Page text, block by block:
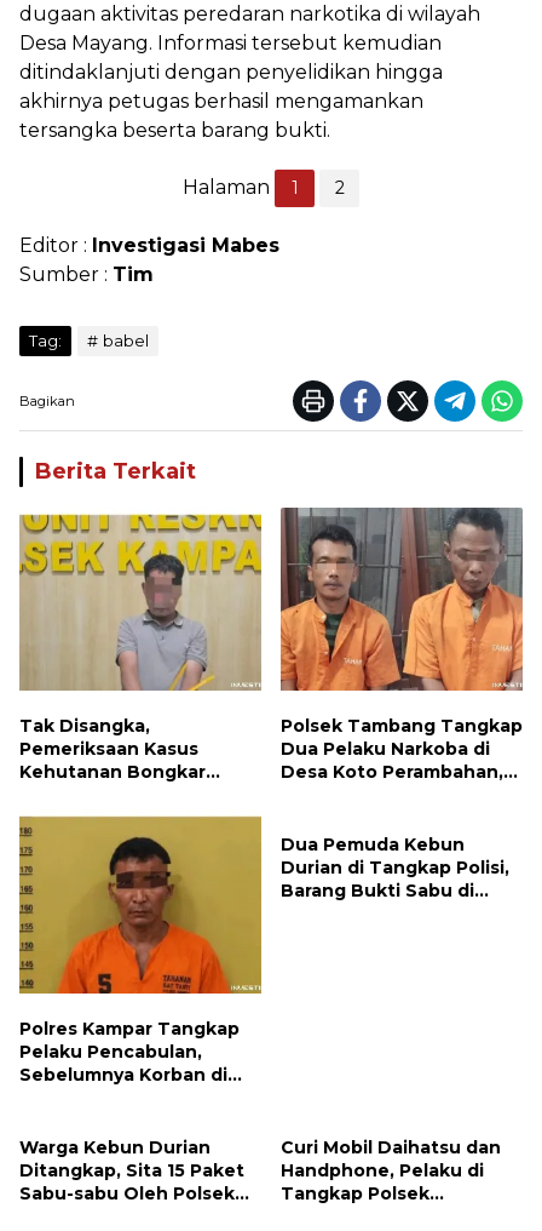
dugaan aktivitas peredaran narkotika di wilayah
Desa Mayang. Informasi tersebut kemudian
ditindaklanjuti dengan penyelidikan hingga
akhirnya petugas berhasil mengamankan
tersangka beserta barang bukti.
Halaman 1 2
Editor : Investigasi Mabes
Sumber : Tim
Tag: babel
Bagikan
Berita Terkait
Tak Disangka,
Pemeriksaan Kasus
Kehutanan Bongkar
Kampar Kiri
Polsek Tambang Tangkap
Dua Pelaku Narkoba di
Desa Koto Perambahan,
Polres Kampar Tangkap
Pelaku Pencabulan,
Sebelumnya Korban di
Dua Pemuda Kebun
Durian di Tangkap Polisi,
Barang Bukti Sabu di
Warga Kebun Durian
Ditangkap, Sita 15 Paket
Sabu-sabu Oleh Polsek
Curi Mobil Daihatsu dan
Handphone, Pelaku di
Tangkap Polsek